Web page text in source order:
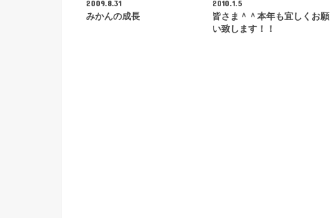
2009.8.31
みかんの成長
2010.1.5
皆さま＾＾本年も宜しくお願
い致します！！